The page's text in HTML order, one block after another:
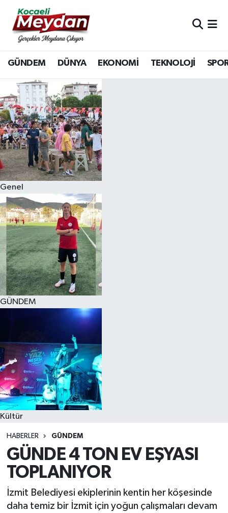
GÜNDEM DÜNYA EKONOMİ TEKNOLOJİ
Genel
GÜNDEM
Kültür
HABERLER GÜNDEM
GÜNDE 4 TON EV EŞYASI
TOPLANIYOR
İzmit Belediyesi ekiplerinin kentin her köşesinde
daha temiz bir İzmit için yoğun çalışmaları devam
Nöbetçi Eczaneler
Hava Durumu
Trafik Durumu
Süper Lig Puan Durumu ve Fikstür
Tüm Manşetler
Son Dakika Haberleri
Haber Arşivi